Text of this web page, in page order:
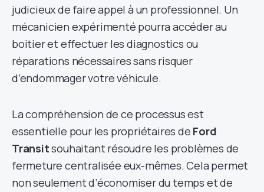
judicieux de faire appel à un professionnel. Un
mécanicien expérimenté pourra accéder au
boitier et effectuer les diagnostics ou
réparations nécessaires sans risquer
d’endommager votre véhicule.
La compréhension de ce processus est
essentielle pour les propriétaires de Ford
Transitsouhaitant résoudre les problèmes de
fermeture centralisée eux-mêmes. Cela permet
non seulement d’économiser du temps et de